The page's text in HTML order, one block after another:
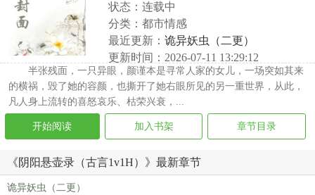
状态：连载中
分类：都市情感
最近更新： 诡异妖虫（二更）
更新时间：2026-07-11 13:29:12
半张残面，一只异眼，颜谨本是寻常人家的女儿，一场突如其来
的横祸，毁了她的容颜，也撕开了她右眼所见的另一重世界，从此，
凡人身上流转的喜怒哀乐、枯荣兴衰，...
开始阅读 加入书架 章节目录
《阴阳悬壶录（古言1v1H）》最新章节
诡异妖虫（二更）